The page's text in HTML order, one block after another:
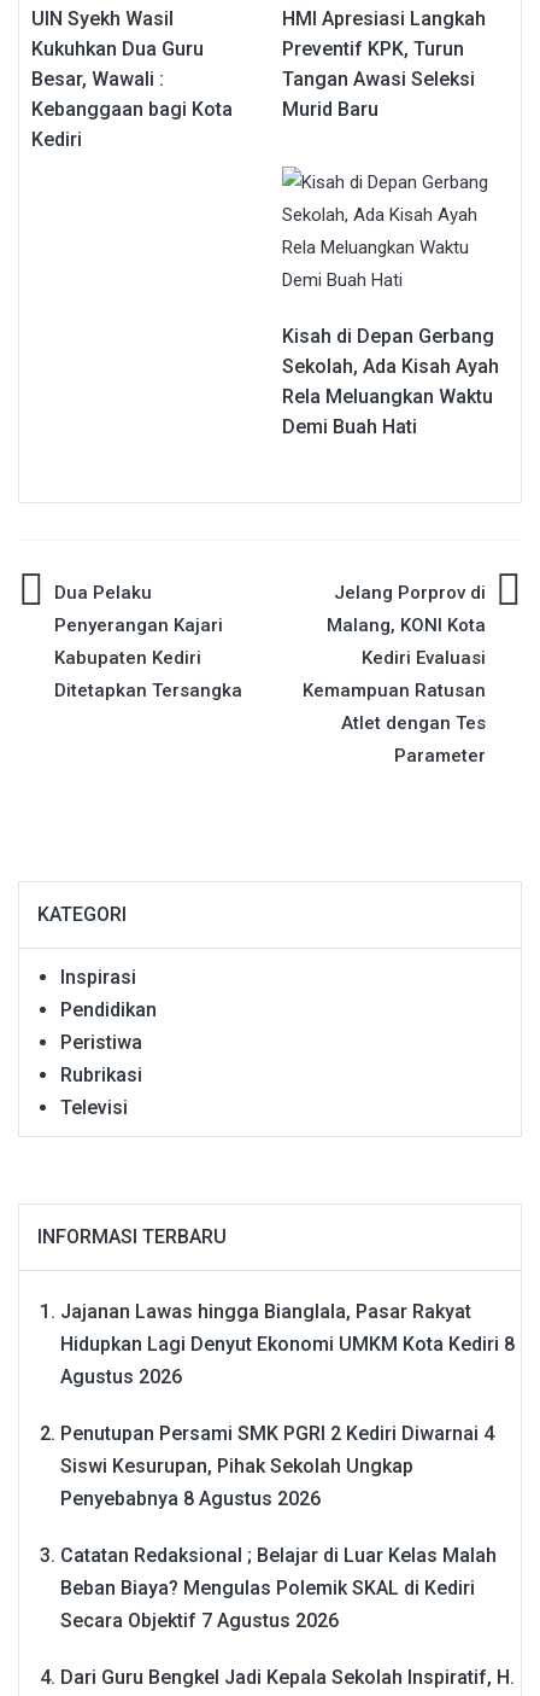
UIN Syekh Wasil
Kukuhkan Dua Guru
Besar, Wawali :
Kebanggaan bagi Kota
Kediri
HMI Apresiasi Langkah
Preventif KPK, Turun
Tangan Awasi Seleksi
Murid Baru
Kisah di Depan Gerbang
Sekolah, Ada Kisah Ayah
Rela Meluangkan Waktu
Demi Buah Hati
Navigasi
pos
Dua Pelaku
Penyerangan Kajari
Kabupaten Kediri
Ditetapkan Tersangka
Jelang Porprov di
Malang, KONI Kota
Kediri Evaluasi
Kemampuan Ratusan
Atlet dengan Tes
Parameter
KATEGORI
Inspirasi
Pendidikan
Peristiwa
Rubrikasi
Televisi
INFORMASI TERBARU
Jajanan Lawas hingga Bianglala, Pasar Rakyat
Hidupkan Lagi Denyut Ekonomi UMKM Kota Kediri 8
Agustus 2026
Penutupan Persami SMK PGRI 2 Kediri Diwarnai 4
Siswi Kesurupan, Pihak Sekolah Ungkap
Penyebabnya 8 Agustus 2026
Catatan Redaksional ; Belajar di Luar Kelas Malah
Beban Biaya? Mengulas Polemik SKAL di Kediri
Secara Objektif 7 Agustus 2026
Dari Guru Bengkel Jadi Kepala Sekolah Inspiratif, H.